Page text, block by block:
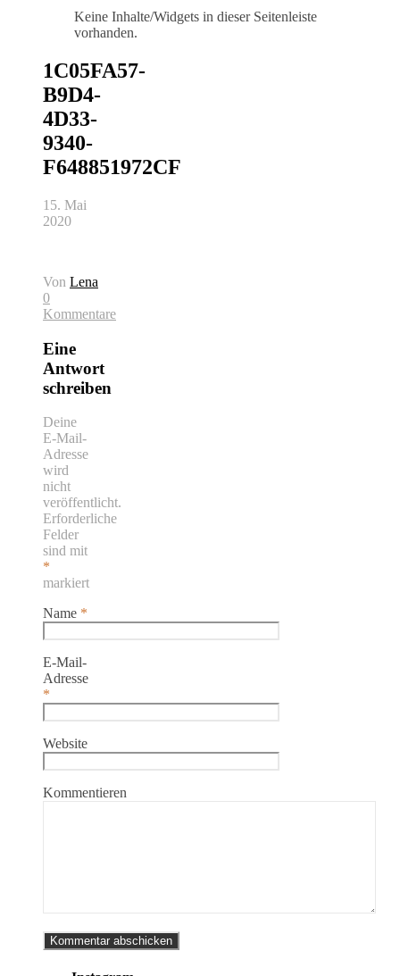
Keine Inhalte/Widgets in dieser Seitenleiste
vorhanden.
1C05FA57-
B9D4-
4D33-
9340-
F648851972CF
15. Mai
2020
Von Lena
0
Kommentare
Eine
Antwort
schreiben
Deine
E-Mail-
Adresse
wird
nicht
veröffentlicht.
Erforderliche
Felder
sind mit
*
markiert
Name *
E-Mail-
Adresse
*
Website
Kommentieren